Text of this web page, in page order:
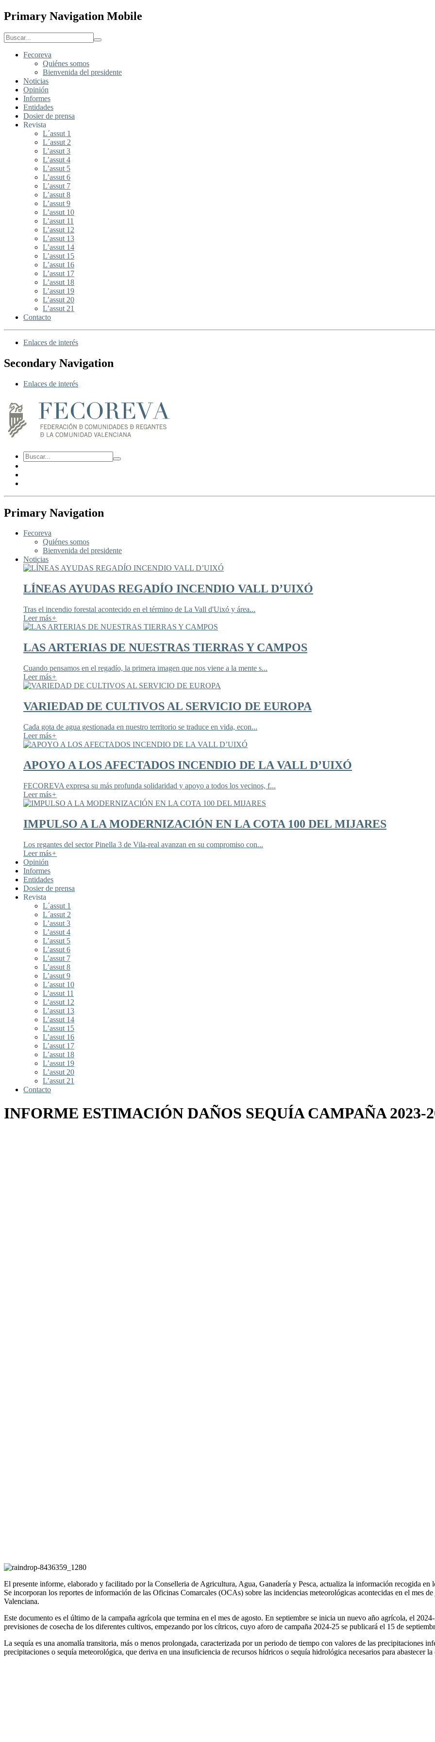
Primary Navigation Mobile
Fecoreva
Quiénes somos
Bienvenida del presidente
Noticias
Opinión
Informes
Entidades
Dosier de prensa
Revista
L´assut 1
L´assut 2
L’assut 3
L’assut 4
L’assut 5
L’assut 6
L’assut 7
L’assut 8
L’assut 9
L’assut 10
L’assut 11
L’assut 12
L’assut 13
L’assut 14
L’assut 15
L’assut 16
L’assut 17
L’assut 18
L’assut 19
L’assut 20
L’assut 21
Contacto
Enlaces de interés
Secondary Navigation
Enlaces de interés
Primary Navigation
Fecoreva
Quiénes somos
Bienvenida del presidente
Noticias
LÍNEAS AYUDAS REGADÍO INCENDIO VALL D’UIXÓ
Tras el incendio forestal acontecido en el término de La Vall d'Uixó y área...
Leer más+
LAS ARTERIAS DE NUESTRAS TIERRAS Y CAMPOS
Cuando pensamos en el regadío, la primera imagen que nos viene a la mente s...
Leer más+
VARIEDAD DE CULTIVOS AL SERVICIO DE EUROPA
Cada gota de agua gestionada en nuestro territorio se traduce en vida, econ...
Leer más+
APOYO A LOS AFECTADOS INCENDIO DE LA VALL D’UIXÓ
FECOREVA expresa su más profunda solidaridad y apoyo a todos los vecinos, f...
Leer más+
IMPULSO A LA MODERNIZACIÓN EN LA COTA 100 DEL MIJARES
Los regantes del sector Pinella 3 de Vila-real avanzan en su compromiso con...
Leer más+
Opinión
Informes
Entidades
Dosier de prensa
Revista
L´assut 1
L´assut 2
L’assut 3
L’assut 4
L’assut 5
L’assut 6
L’assut 7
L’assut 8
L’assut 9
L’assut 10
L’assut 11
L’assut 12
L’assut 13
L’assut 14
L’assut 15
L’assut 16
L’assut 17
L’assut 18
L’assut 19
L’assut 20
L’assut 21
Contacto
INFORME ESTIMACIÓN DAÑOS SEQUÍA CAMPAÑA 2023-
El presente informe, elaborado y facilitado por la Conselleria de Agricultura, Agua, Ganadería y Pesca, actualiza la información recogida
Se incorporan los reportes de información de las Oficinas Comarcales (OCAs) sobre las incidencias meteorológicas acontecidas en el mes
Valenciana.
Este documento es el último de la campaña agrícola que termina en el mes de agosto. En septiembre se inicia un nuevo año agrícola, el
previsiones de cosecha de los diferentes cultivos, empezando por los cítricos, cuyo aforo de campaña 2024-25 se publicará el 15 de
La sequía es una anomalía transitoria, más o menos prolongada, caracterizada por un periodo de tiempo con valores de las precipitaciones
precipitaciones o sequía meteorológica, que deriva en una insuficiencia de recursos hídricos o sequía hidrológica necesarios para abastecer la